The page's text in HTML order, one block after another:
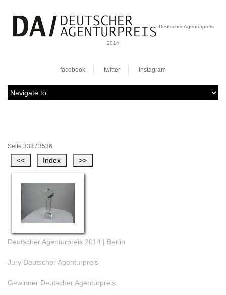
Deutscher Agenturpreis
2014
facebook twitter Instagram
Seite 333 / 3536
Deutscher Agenturpreis 2014 | Berlin
Jury Deutscher Agenturpreis
Gewinner Deutscher Agenturpreis